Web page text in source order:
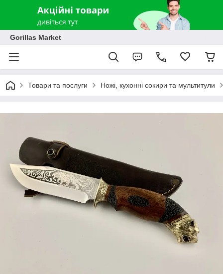
Gorillas Market
Товари та послуги Ножі, кухонні сокири та мультитули